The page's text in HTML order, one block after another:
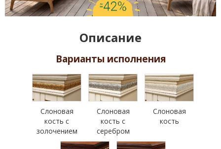
Описание
Варианты исполнения
Слоновая
кость с
золочением
Слоновая
кость с
серебром
Слоновая
кость